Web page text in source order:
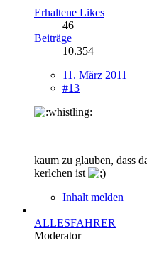
Erhaltene Likes
46
Beiträge
10.354
11. März 2011
#13
kaum zu glauben, dass
kerlchen ist
Inhalt melden
ALLESFAHRER
Moderator